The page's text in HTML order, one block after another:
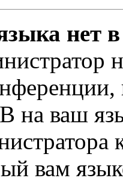
нет
на ваш
вам